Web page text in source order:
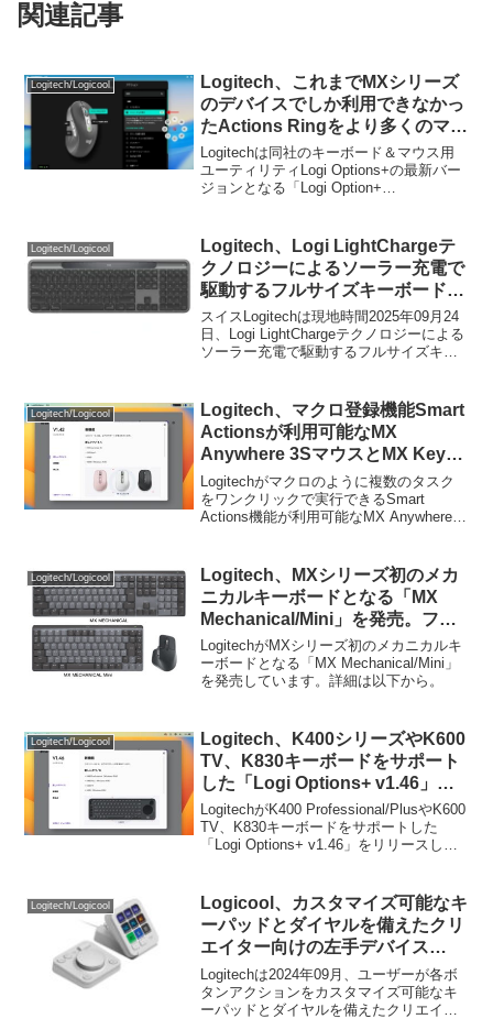
関連記事
Logitech/Logicool
Logitech、これまでMXシリーズ
のデバイスでしか利用できなかっ
たActions Ringをより多くのマウ
スとキーボードで許可した「Logi
Options+ v2.4」をリリース。
Logitechは同社のキーボード＆マウス用
ユーティリティLogi Options+の最新バー
ジョンとなる「Logi Option+
デバイスをより多くのマウスやキーボー
ドに広げたと発表しています。
Logitech/Logicool
Logitech、Logi LightChargeテ
クノロジーによるソーラー充電で
駆動するフルサイズキーボード
「Signature Slim Solar+ for Mac
K980」を発売。
スイスLogitechは現地時間2025年09月24
日、Logi LightChargeテクノロジーによる
ソーラー充電で駆動するフルサイズキー
しています。
Logitech/Logicool
Logitech、マクロ登録機能Smart
Actionsが利用可能なMX
Anywhere 3SマウスとMX Keys
Sキーボードをサポートした
「Logi Options+ v1.42」をリリ
ース。
Logitechがマクロのように複数のタスク
をワンクリックで実行できるSmart
Actions機能が利用可能なMX Anywhere
いま...
Logitech/Logicool
Logitech、MXシリーズ初のメカ
ニカルキーボードとなる「MX
Mechanical/Mini」を発売。ファ
ームウェアップデートも提供開
始。
LogitechがMXシリーズ初のメカニカルキ
ーボードとなる「MX Mechanical/Mini」
を発売しています。詳細は以下から。
Logitech/Logicool
Logitech、K400シリーズやK600
TV、K830キーボードをサポート
した「Logi Options+ v1.46」を
リリース。システム要件は
macOS 11 Big Sur以上に。
LogitechがK400 Professional/PlusやK600
TV、K830キーボードをサポートした
「Logi Options+ v1.46」をリリースして
Logitech/Logicool
Logicool、カスタマイズ可能なキ
ーパッドとダイヤルを備えたクリ
エイター向けの左手デバイス
「MX Creative Console」を日本
でも10月24日より発売。
Logitechは2024年09月、ユーザーが各ボ
タンアクションをカスタマイズ可能なキ
ーパッドとダイヤルを備えたクリエイタ